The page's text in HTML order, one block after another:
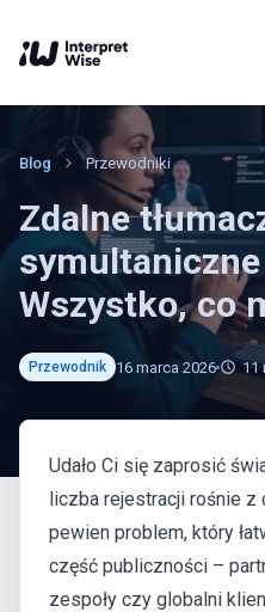
Blog Przewodniki
Zdalne
symultaniczne
Wszystko, co
Przewodnik 16 marca 2026 11
Udało Ci się zaprosić
liczba rejestracji rośnie z
pewien problem, który
część publiczności –
zespoły czy globalni